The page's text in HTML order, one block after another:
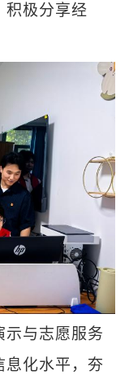
积极分享经
示与志愿服务
息化水平，夯